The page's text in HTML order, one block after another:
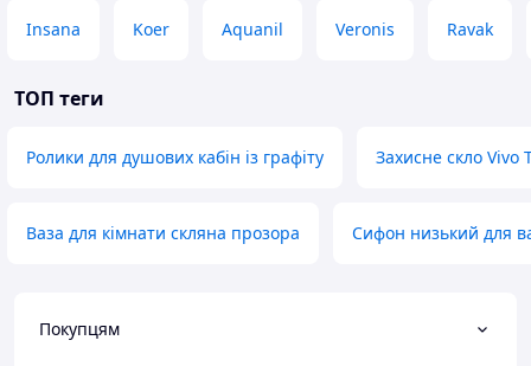
Insana Koer Aquanil Veronis Ravak
ТОП теги
Ролики для душових кабін із графіту Захисне скло Vivo
Ваза для кімнати скляна прозора Сифон низький для
Покупцям